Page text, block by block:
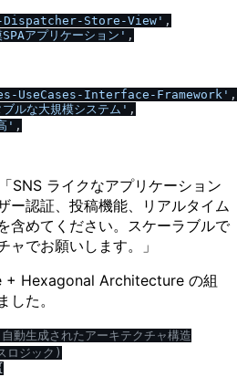
Store-View' ,
アプリケーション' ,
UseCases-Interface-Framework' ,
ルな大規模システム' ,
' ,
SNS ライクなアプリケーション
ー認証、投稿機能、リアルタイム
含めてください。スケーラブルで
ャでお願いします。」
Hexagonal Architecture の組
た。
自動生成されたアーキテクチャ構造
ジック)